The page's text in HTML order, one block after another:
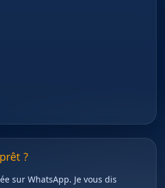
?
sur WhatsApp. Je vous dis